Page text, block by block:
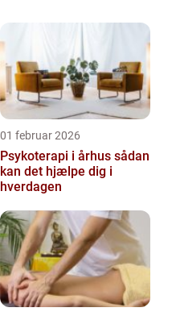
klinikker for at ...
01 februar 2026
Psykoterapi i århus sådan
kan det hjælpe dig i
hverdagen